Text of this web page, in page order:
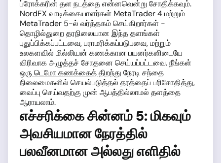
ப்ரோக்கரின் தள நடத்தை என்னவென்று சோதிக்கவும்.
NordFX வாடிக்கையாளர்கள் MetaTrader 4 மற்றும்
MetaTrader 5-ல் வர்த்தகம் செய்கிறார்கள் -
தொழில்துறை தரநிலையான இந்த தளங்கள்
புதுப்பிக்கப்பட்டவை, பராமரிக்கப்படுபவை, மற்றும்
உலகளவில் மில்லியன் கணக்கான பயனர்களிடையே
விரிவாக அழுத்தச் சோதனை செய்யப்பட்டவை. நீங்கள்
ஒரு டெமோ கணக்கைத் திறந்து நேரடி சந்தை
நிலைமைகளில் செயல்படுத்தல் தரத்தைப் பரிசோதித்து,
வைப்பு செய்வதற்கு முன் ஆபத்தில்லாமல் தளத்தை
ஆராயலாம்.
எச்சரிக்கை சின்னம் 5: மிகவும்
அவசியமான நேரத்தில்
பலவீனமான அல்லது எளிதில்